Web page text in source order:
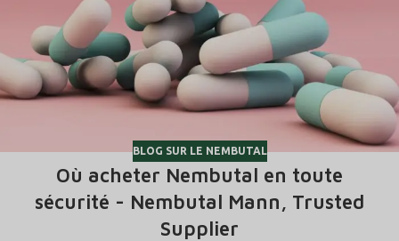
BLOG SUR LE NEMBUTAL
Où acheter Nembutal en toute
sécurité - Nembutal Mann, Trusted
Supplier